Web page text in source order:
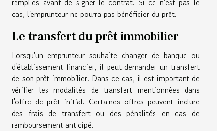
remplies avant de signer le contrat. Si ce n'est pas le
cas, l'emprunteur ne pourra pas bénéficier du prêt.
Le transfert du prêt immobilier
Lorsqu'un emprunteur souhaite changer de banque ou
d'établissement financier, il peut demander un transfert
de son prêt immobilier. Dans ce cas, il est important de
vérifier les modalités de transfert mentionnées dans
l'offre de prêt initial. Certaines offres peuvent inclure
des frais de transfert ou des pénalités en cas de
remboursement anticipé.